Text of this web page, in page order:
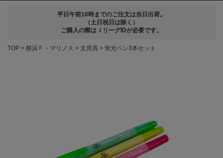
平日午前10時までのご注文は当日出荷。
（土日祝日は除く）
ご購入の際はＪリーグIDが必要です。
TOP 横浜Ｆ・マリノス 文房具 蛍光ペン3本セット